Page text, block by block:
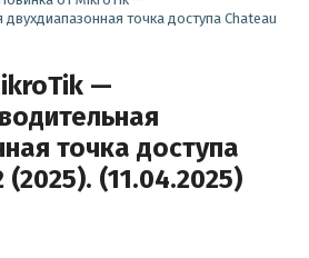
точка доступа Chateau
—
точка доступа
(2025). (11.04.2025)